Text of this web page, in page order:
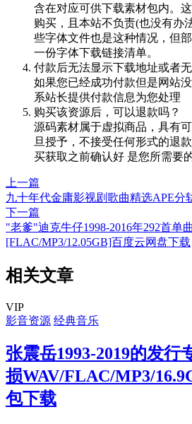
含在对应可供下载素材包内。
购买，且本站不负责(也没有办
些字体文件也是这种情况，但
一份字体下载链接清单。
付款后无法显示下载地址或者
如果您已经成功付款但是网站
系站长提供付款信息为您处理
购买该资源后，可以退款吗？
源码素材属于虚拟商品，具有
旦授予，不接受任何形式的退
买获取之前确认好 是您所需要
上一篇
九十年代金庸影视剧歌曲精选APE分
下一篇
"老爹"迪克牛仔1998-2016年292首单
[FLAC/MP3/12.05GB]百度云网盘下载
相关文章
VIP
影音资源 经典音乐
张震岳1993-2019的发行
损WAV/FLAC/MP3/
包下载